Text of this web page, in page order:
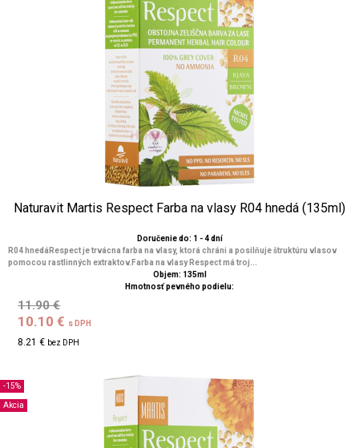
Naturavit Martis Respect Farba na vlasy R04 hnedá (135ml)
Doručenie do: 1 - 4 dní
R04 hnedáRespect je trvácna farba na vlasy, ktorá chráni a posilňuje štruktúru vlasov
pomocou rastlinných extraktov.Farba na vlasy Respect má troj...
Objem: 135ml
Hmotnosť pevného podielu:
11.90 €
10.10 € s DPH
8.21 € bez DPH
-15%
Akcia